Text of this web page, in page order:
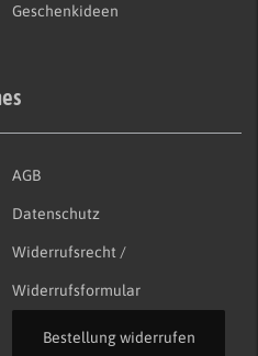
Geschenkideen
AGB
Datenschutz
Widerrufsrecht /
Widerrufsformular
Bestellung widerrufen